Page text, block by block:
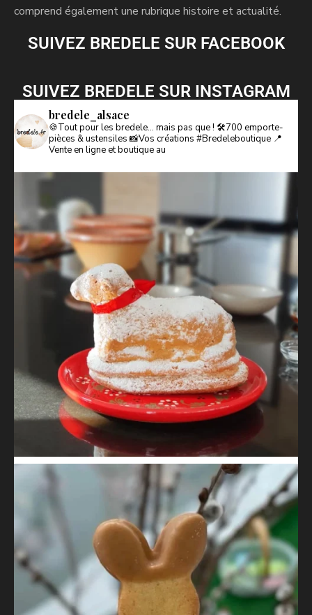
comprend également une rubrique histoire et actualité.
SUIVEZ BREDELE SUR FACEBOOK
SUIVEZ BREDELE SUR INSTAGRAM
bredele_alsace
🍪Tout pour les bredele… mais pas que ! 🛠️700 emporte-
pièces & ustensiles 📸Vos créations #Bredeleboutique 📍
Vente en ligne et boutique au